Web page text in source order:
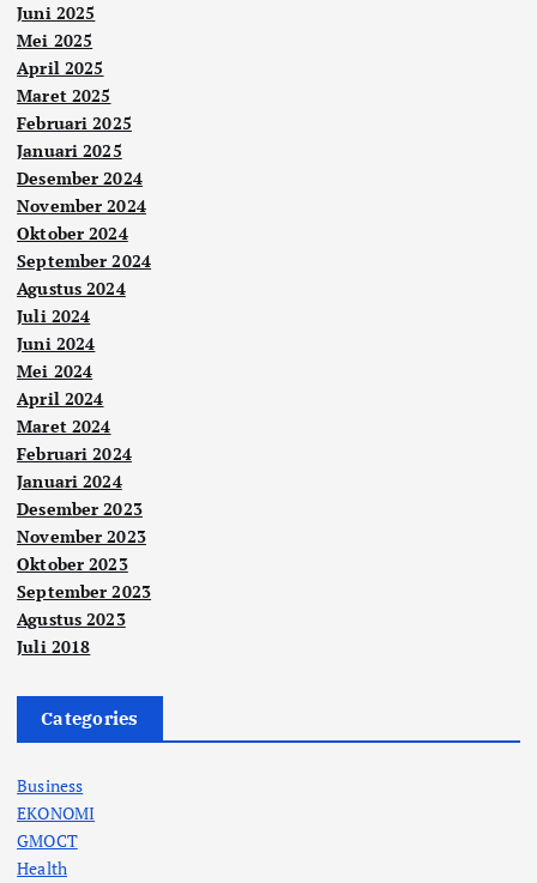
Juni 2025
Mei 2025
April 2025
Maret 2025
Februari 2025
Januari 2025
Desember 2024
November 2024
Oktober 2024
September 2024
Agustus 2024
Juli 2024
Juni 2024
Mei 2024
April 2024
Maret 2024
Februari 2024
Januari 2024
Desember 2023
November 2023
Oktober 2023
September 2023
Agustus 2023
Juli 2018
Categories
Business
EKONOMI
GMOCT
Health